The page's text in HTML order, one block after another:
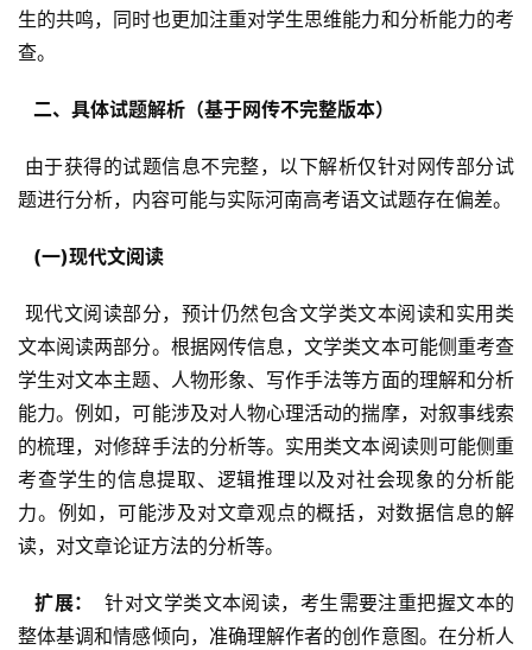
生的共鸣，同时也更加注重对学生思维能力和分析能力的考
查。
  二、具体试题解析（基于网传不完整版本）
题进行分析，内容可能与实际河南高考语文试题存在偏差。
  (一)现代文阅读
文本阅读两部分。根据网传信息，文学类文本可能侧重考查
学生对文本主题、人物形象、写作手法等方面的理解和分析
能力。例如，可能涉及对人物心理活动的揣摩，对叙事线索
的梳理，对修辞手法的分析等。实用类文本阅读则可能侧重
考查学生的信息提取、逻辑推理以及对社会现象的分析能
力。例如，可能涉及对文章观点的概括，对数据信息的解
读，对文章论证方法的分析等。
  扩展：
针对文学类文本阅读，考生需要注重把握文本的
整体基调和情感倾向，准确理解作者的创作意图。在分析人